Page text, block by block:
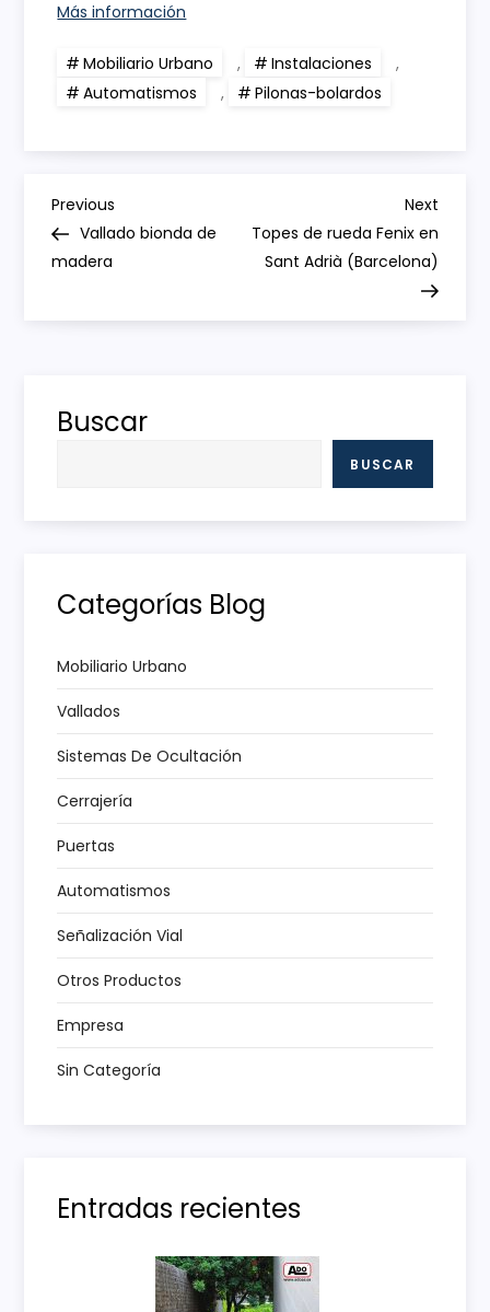
Más información
Mobiliario Urbano , Instalaciones
,
Automatismos
, Pilonas-bolardos
N
a
v
g
c
ó
n
d
e
e
n
t
r
a
d
a
s
Previous
Post
Previous
Vallado bionda de
madera
Next
Post
Next
Topes de rueda Fenix en
Sant Adrià (Barcelona)
Buscar
BUSCAR
Categorías Blog
Mobiliario Urbano
Vallados
Sistemas De Ocultación
Cerrajería
Puertas
Automatismos
Señalización Vial
Otros Productos
Empresa
Sin Categoría
Entradas recientes